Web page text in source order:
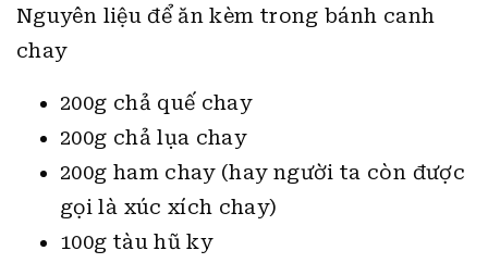
Nguyên liệu để ăn kèm trong bánh canh
chay
200g chả quế chay
200g chả lụa chay
200g ham chay (hay người ta còn được
gọi là xúc xích chay)
100g tàu hũ ky